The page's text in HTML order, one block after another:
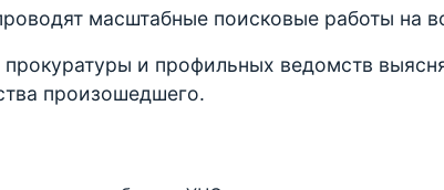
масштабные поисковые работы на
прокуратуры и профильных ведомств
произошедшего.